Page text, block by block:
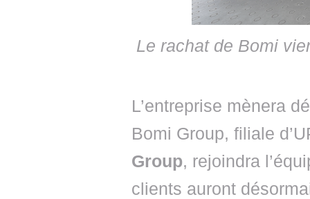
Le rachat de Bomi
L’entreprise mènera
Bomi Group, filiale
Group, rejoindra
clients auront